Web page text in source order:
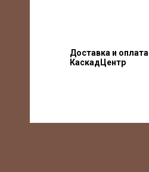
Доставка и оплата
КаскадЦентр